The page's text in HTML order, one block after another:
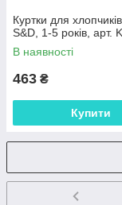
Куртки для
S&D, 1-5 років, арт.
В наявності
463 ₴
Купити